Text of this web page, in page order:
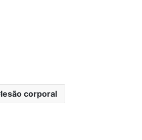
lesão corporal